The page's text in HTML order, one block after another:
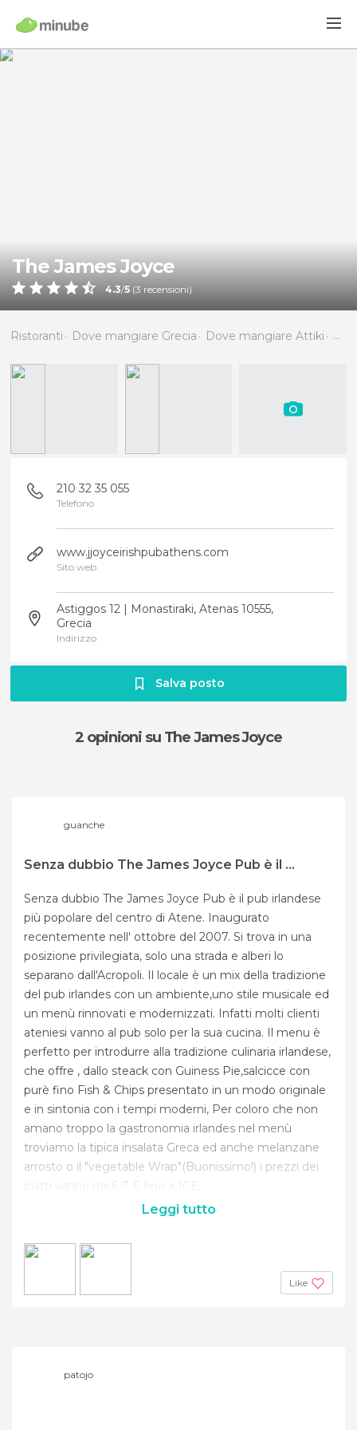
The James Joyce
4.3/5 (3 recensioni)
Ristoranti Dove mangiare Grecia Dove mangiare Attiki
210 32 35 055
Telefono
www.jjoyceirishpubathens.com
Sito web
Astiggos 12 | Monastiraki, Atenas 10555,
Grecia
Indirizzo
Salva posto
2 opinioni su The James Joyce
guanche
Senza dubbio The James Joyce Pub è il ...
Senza dubbio The James Joyce Pub è il pub irlandese
più popolare del centro di Atene. Inaugurato
recentemente nell' ottobre del 2007. Si trova in una
posizione privilegiata, solo una strada e alberi lo
separano dall'Acropoli. Il locale è un mix della tradizione
del pub irlandes con un ambiente,uno stile musicale ed
un menù rinnovati e modernizzati. Infatti molti clienti
ateniesi vanno al pub solo per la sua cucina. Il menu è
perfetto per introdurre alla tradizione culinaria irlandese,
che offre , dallo steack con Guiness Pie,salcicce con
purè fino Fish & Chips presentato in un modo originale
e in sintonia con i tempi moderni, Per coloro che non
amano troppo la gastronomia irlandes nel menù
troviamo la tipica insalata Greca ed anche melanzane
arrosto o il "vegetable Wrap"(Buonissimo!) i prezzi dei
piatti vanno dai 6-7 E fino a 10E.
Leggi tutto
Like
patojo